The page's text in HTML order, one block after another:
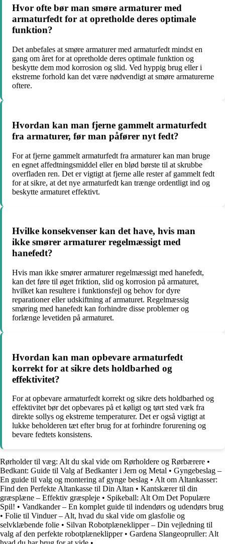
Hvor ofte bør man smøre armaturer med
armaturfedt for at opretholde deres optimale
funktion?
Det anbefales at smøre armaturer med armaturfedt mindst en
gang om året for at opretholde deres optimale funktion og
beskytte dem mod korrosion og slid. Ved hyppig brug eller i
ekstreme forhold kan det være nødvendigt at smøre armaturerne
oftere.
Hvordan kan man fjerne gammelt armaturfedt
fra armaturer, før man påfører nyt fedt?
For at fjerne gammelt armaturfedt fra armaturer kan man bruge
en egnet affedtningsmiddel eller en blød børste til at skrubbe
overfladen ren. Det er vigtigt at fjerne alle rester af gammelt fedt
for at sikre, at det nye armaturfedt kan trænge ordentligt ind og
beskytte armaturet effektivt.
Hvilke konsekvenser kan det have, hvis man
ikke smører armaturer regelmæssigt med
hanefedt?
Hvis man ikke smører armaturer regelmæssigt med hanefedt,
kan det føre til øget friktion, slid og korrosion på armaturet,
hvilket kan resultere i funktionsfejl og behov for dyre
reparationer eller udskiftning af armaturet. Regelmæssig
smøring med hanefedt kan forhindre disse problemer og
forlænge levetiden på armaturet.
Hvordan kan man opbevare armaturfedt
korrekt for at sikre dets holdbarhed og
effektivitet?
For at opbevare armaturfedt korrekt og sikre dets holdbarhed og
effektivitet bør det opbevares på et køligt og tørt sted væk fra
direkte sollys og ekstreme temperaturer. Det er også vigtigt at
lukke beholderen tæt efter brug for at forhindre forurening og
bevare fedtets konsistens.
Rørholder til væg: Alt du skal vide om Rørholdere og Rørbærere •
Bedkant: Guide til Valg af Bedkanter i Jern og Metal • Gyngebeslag –
En guide til valg og montering af gynge beslag • Alt om Altankasser:
Find den Perfekte Altankasse til Din Altan • Kantskærer til din
græsplæne – Effektiv græspleje • Spikeball: Alt Om Det Populære
Spil! • Vandkander – En komplet guide til indendørs og udendørs brug
• Folie til Vinduer – Alt, hvad du skal vide om glasfolie og
selvklæbende folie • Silvan Robotplæneklipper – Din vejledning til
valg af den perfekte robotplæneklipper• Gardena Slangeopruller: Alt